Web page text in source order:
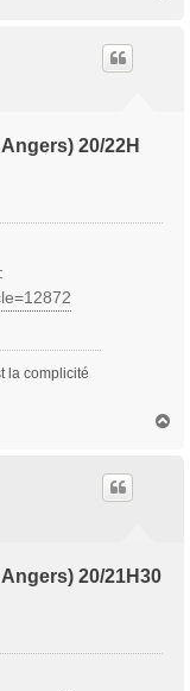
20/22H
la complicité
20/21H30